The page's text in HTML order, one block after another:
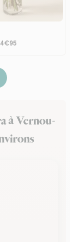
à Vernou-